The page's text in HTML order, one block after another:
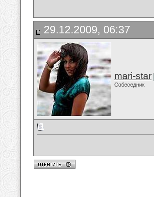
29.12.2009, 06:37
mari-star
Собеседник